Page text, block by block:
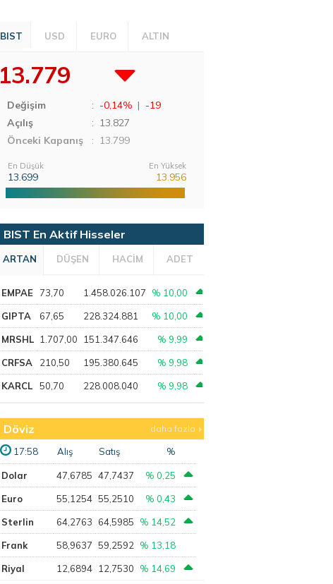
BIST USD EURO ALTIN
13.779
Değişim : -0,14% | -19
Açılış
: 13.827
Önceki Kapanış
: 13.799
En Düşük
13.699
En Yüksek
13.956
BIST En Aktif Hisseler
ARTAN DÜŞEN HACİM ADET
EMPAE 73,70 1.458.026.107 % 10,00
GIPTA 67,65 228.324.881 % 10,00
MRSHL 1.707,00 151.347.646 % 9,99
CRFSA 210,50 195.380.645 % 9,98
KARCL 50,70 228.008.040 % 9,98
Döviz daha fazla
17:58 Alış Satış %
Dolar 47,6785 47,7437 % 0,25
Euro 55,1254 55,2510 % 0,43
Sterlin 64,2763 64,5985 % 14,52
Frank 58,9637 59,2592 % 13,18
Riyal 12,6894 12,7530 % 14,69